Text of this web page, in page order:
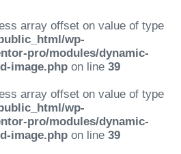
array offset on value of type
wp-
pro/modules/dynamic-
image.php on line 39
array offset on value of type
wp-
pro/modules/dynamic-
image.php on line 39